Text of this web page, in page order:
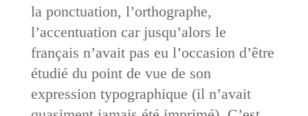
la ponctuation, l’orthographe,
l’accentuation car jusqu’alors le
français n’avait pas eu l’occasion d’être
étudié du point de vue de son
expression typographique (il n’avait